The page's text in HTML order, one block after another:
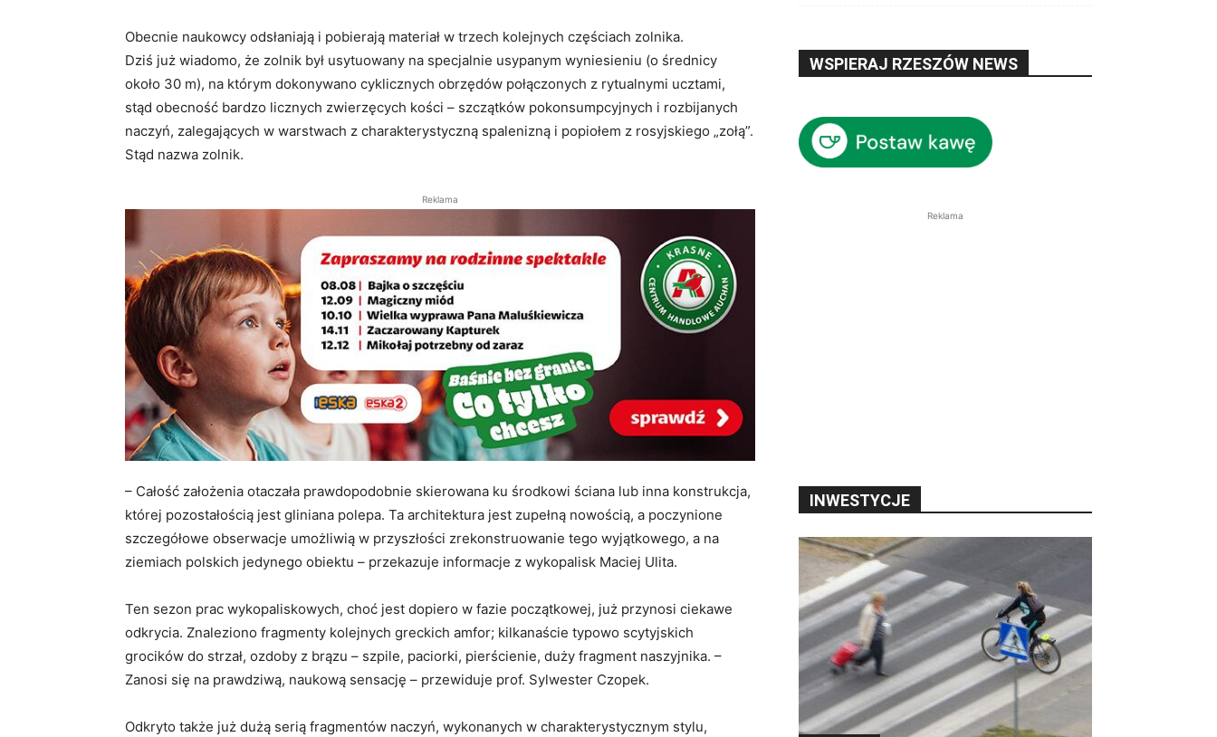
Obecnie naukowcy odsłaniają i pobierają materiał w trzech kolejnych częściach zolnika.
Dziś już wiadomo, że zolnik był usytuowany na specjalnie usypanym wyniesieniu (o średnicy
około 30 m), na którym dokonywano cyklicznych obrzędów połączonych z rytualnymi ucztami,
stąd obecność bardzo licznych zwierzęcych kości – szczątków pokonsumpcyjnych i rozbijanych
naczyń, zalegających w warstwach z charakterystyczną spalenizną i popiołem z rosyjskiego „zołą”.
Stąd nazwa zolnik.
Reklama
– Całość założenia otaczała prawdopodobnie skierowana ku środkowi ściana lub inna konstrukcja,
której pozostałością jest gliniana polepa. Ta architektura jest zupełną nowością, a poczynione
szczegółowe obserwacje umożliwią w przyszłości zrekonstruowanie tego wyjątkowego, a na
ziemiach polskich jedynego obiektu – przekazuje informacje z wykopalisk Maciej Ulita.
Ten sezon prac wykopaliskowych, choć jest dopiero w fazie początkowej, już przynosi ciekawe
odkrycia. Znaleziono fragmenty kolejnych greckich amfor; kilkanaście typowo scytyjskich
grocików do strzał, ozdoby z brązu – szpile, paciorki, pierścienie, duży fragment naszyjnika. –
Zanosi się na prawdziwą, naukową sensację – przewiduje prof. Sylwester Czopek.
Odkryto także już dużą serią fragmentów naczyń, wykonanych w charakterystycznym stylu,
WSPIERAJ RZESZÓW NEWS
Reklama
INWESTYCJE